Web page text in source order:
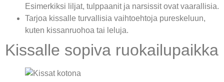
Esimerkiksi liljat, tulppaanit ja narsissit ovat vaarallisia.
Tarjoa kissalle turvallisia vaihtoehtoja pureskeluun,
kuten kissanruohoa tai leluja.
Kissalle sopiva ruokailupaikka